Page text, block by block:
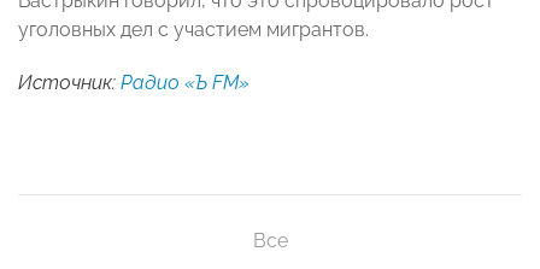
уголовных дел с участием мигрантов.
Источник: Радио «Ъ FM»
Все